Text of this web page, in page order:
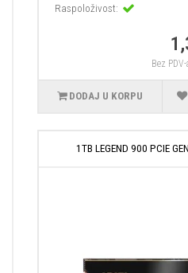
Raspoloživost:
Bez
DODAJ U KORPU
1TB LEGEND 900 PCIE